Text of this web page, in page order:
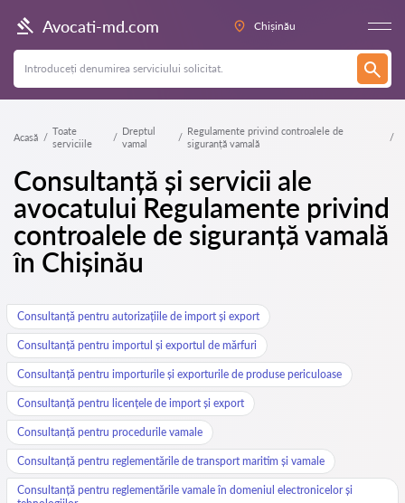
Avocati-md.com Chișinău
Acasă
Toate
serviciile
Dreptul
vamal
Regulamente privind controalele de
siguranță vamală
Consultanță și servicii ale
avocatului Regulamente privind
controalele de siguranță vamală
în Chișinău
Consultanță pentru autorizațiile de import și export
Consultanță pentru importul și exportul de mărfuri
Consultanță pentru importurile și exporturile de produse periculoase
Consultanță pentru licențele de import și export
Consultanță pentru procedurile vamale
Consultanță pentru reglementările de transport maritim și vamale
Consultanță pentru reglementările vamale în domeniul electronicelor și